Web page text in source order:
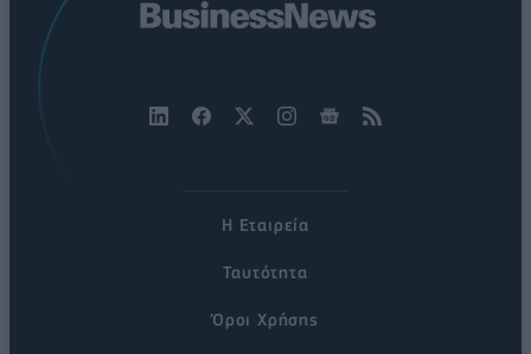
Η Εταιρεία
Ταυτότητα
Όροι Χρήσης